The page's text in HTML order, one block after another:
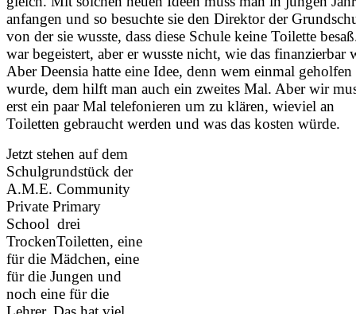
anfangen und so besuchte sie den Direktor der
von der sie wusste, dass diese Schule keine Toilette
war begeistert, aber er wusste nicht, wie das finanzierbar
Aber Deensia hatte eine Idee, denn wem einmal geholfen
wurde, dem hilft man auch ein zweites Mal. Aber wir
erst ein paar Mal telefonieren um zu klären, wieviel an
Toiletten gebraucht werden und was das kosten würde.
Jetzt stehen auf dem
Schulgrundstück der
A.M.E. Community
Private Primary
School drei
TrockenToiletten, eine
für die Mädchen, eine
für die Jungen und
noch eine für die